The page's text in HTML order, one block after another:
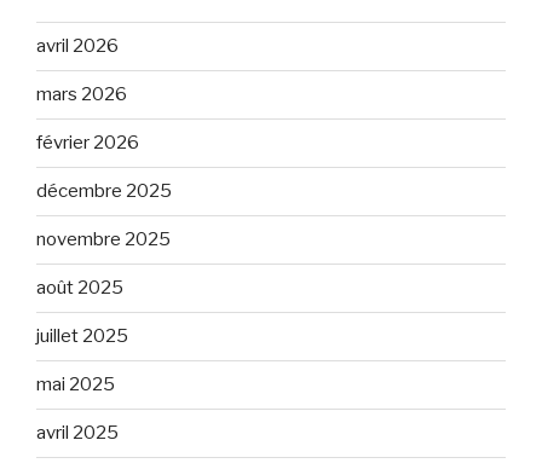
avril 2026
mars 2026
février 2026
décembre 2025
novembre 2025
août 2025
juillet 2025
mai 2025
avril 2025